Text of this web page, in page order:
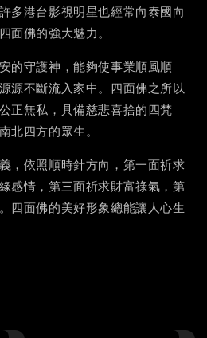
多港台影視明星也經常向泰國向
面佛的強大魅力。
的守護神，能夠使事業順風順
源不斷流入家中。四面佛之所以
正無私，具備慈悲喜捨的四梵
北四方的眾生。
，依照順時針方向，第一面祈求
感情，第三面祈求財富祿氣，第
四面佛的美好形象總能讓人心生